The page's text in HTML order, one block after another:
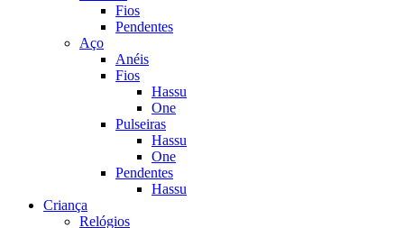
Fios
Pendentes
Aço
Anéis
Fios
Hassu
One
Pulseiras
Hassu
One
Pendentes
Hassu
Criança
Relógios